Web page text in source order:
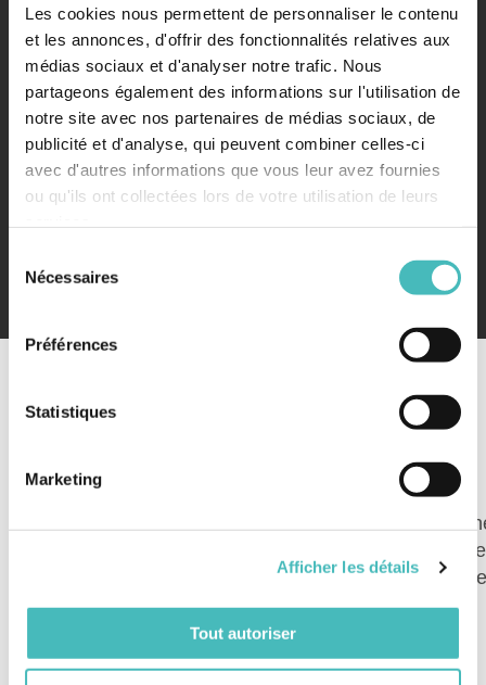
Les cookies nous permettent de personnaliser le contenu
et les annonces, d'offrir des fonctionnalités relatives aux
médias sociaux et d'analyser notre trafic. Nous
partageons également des informations sur l'utilisation de
notre site avec nos partenaires de médias sociaux, de
publicité et d'analyse, qui peuvent combiner celles-ci
avec d'autres informations que vous leur avez fournies
ou qu'ils ont collectées lors de votre utilisation de leurs
Nécessaires
Préférences
Statistiques
Marketing
Afficher les détails
Tout autoriser
All images viewed in this live preview are fordemo
anywhere in
downloaded package or in the demo data import. The
posts images and content excerpts come from a
of sources. We mentioned them on the end of each